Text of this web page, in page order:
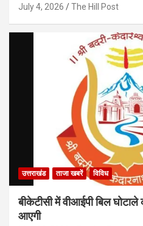
July 4, 2026 The Hill Post
उत्तराखंड ताजा खबरें विविध
बीकेटीसी में वीआईपी बिल घोटाले
आएगी